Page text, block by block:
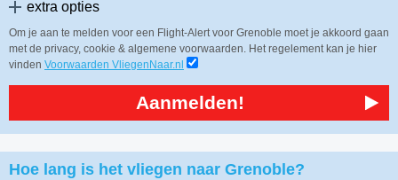
extra opties
Om je aan te melden voor een Flight-Alert voor Grenoble moet je akkoord gaan
met de privacy, cookie & algemene voorwaarden. Het regelement kan je hier
vinden Voorwaarden VliegenNaar.nl
Aanmelden!
Hoe lang is het vliegen naar Grenoble?